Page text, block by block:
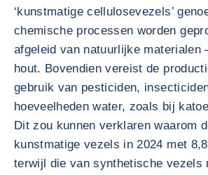
‘kunstmatige cellulosevezels’
chemische processen worden
afgeleid van natuurlijke materialen
hout. Bovendien vereist de
gebruik van pesticiden,
hoeveelheden water, zoals bij
Dit zou kunnen verklaren waarom
kunstmatige vezels in 2024 met
terwijl die van synthetische vezels